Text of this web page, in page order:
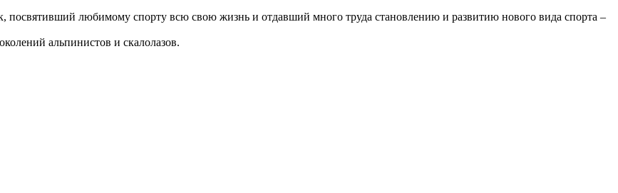
посвятивший любимому спорту всю свою жизнь и отдавший много труда становлению и развитию нового вида спорта –
альпинистов и скалолазов.